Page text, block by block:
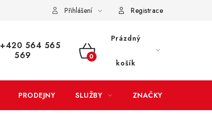
EXPEDICE ZBOŽÍ REKLAMACE ZAKOUPENÉHO ZBOŽÍ
Přihlášení Registrace
+420 564 565
569
NÁKUPNÍ
Prázdný
košík
PRODEJNY SLUŽBY ZNAČKY